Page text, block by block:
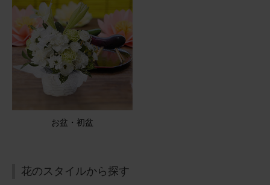
用途：
自宅用
好きなカラー
写真で見るよりボリュームもあり満足です。
アレンジメント(黄色) Mサイズ
クリスマスも添えて素敵なアレンジ
お盆・初盆
花のスタイルから探す